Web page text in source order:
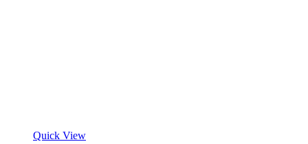
Quick View